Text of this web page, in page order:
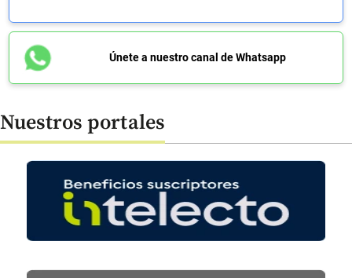
Únete a nuestro canal de Whatsapp
Nuestros portales